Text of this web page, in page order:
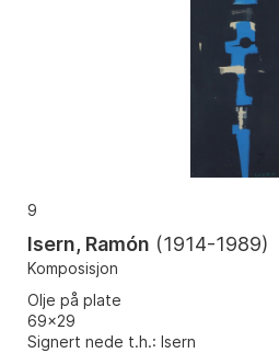
9
Isern, Ramón (1914-1989)
Komposisjon
Olje på plate
69x29
Signert nede t.h.: Isern